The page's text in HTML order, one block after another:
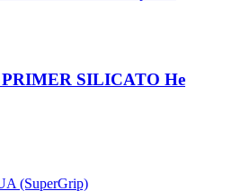
SILICATO Не